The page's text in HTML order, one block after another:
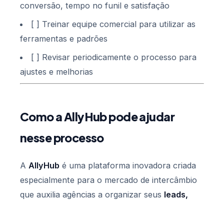
conversão, tempo no funil e satisfação
[ ] Treinar equipe comercial para utilizar as
ferramentas e padrões
[ ] Revisar periodicamente o processo para
ajustes e melhorias
Como a AllyHub pode ajudar
nesse processo
A AllyHub é uma plataforma inovadora criada
especialmente para o mercado de intercâmbio
que auxilia agências a organizar seus leads,